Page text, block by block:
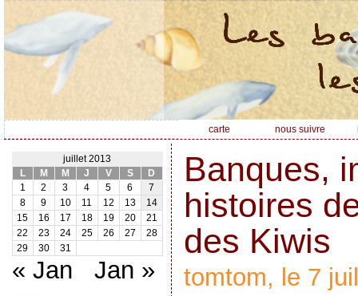
carte nous suivre
juillet 2013
L
M M J V S
D
1
2 3 4 5 6
7
8
9 10 11 12 13
14
15
16 17 18 19 20
21
22
23 24 25 26 27
28
29
30 31
« Jan Jan »
Banques,
histoires
des Kiwis
tomtom, le 7